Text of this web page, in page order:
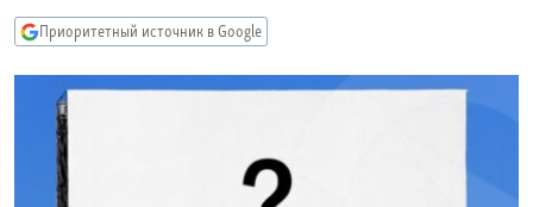
Вернутся
поиску
КАВКАЗ.РЕАЛИИ
СЕВЕР.РЕАЛИИ
СИБИРЬ.РЕАЛИИ
РАСПИСАНИЕ ВЕЩАНИЯ
Приоритетный источник в Google